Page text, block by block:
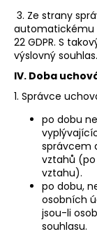
3. Ze strany
automatickému
22 GDPR. S
výslovný souhlas.
IV. Doba
1. Správce
po dobu
správcem
vztahů (po
vztahu).
po dobu,
osobních
jsou-li
souhlasu.